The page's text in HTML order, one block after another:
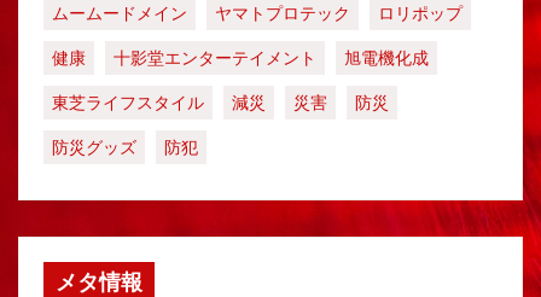
ムームードメイン
ヤマトプロテック
ロリポップ
健康
十影堂エンターテイメント
旭電機化成
東芝ライフスタイル
減災 災害
防災
防災グッズ
防犯
メタ情報